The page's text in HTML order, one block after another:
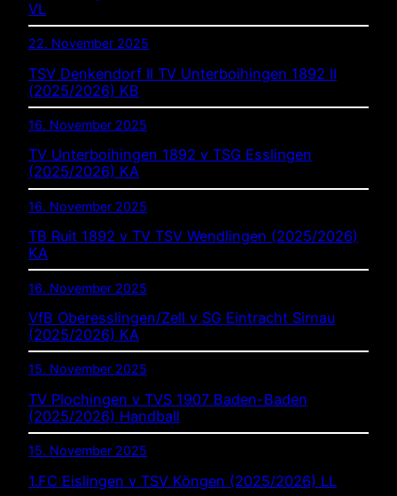
VL
22. November 2025
TSV Denkendorf II TV Unterboihingen 1892 II
(2025/2026) KB
16. November 2025
TV Unterboihingen 1892 v TSG Esslingen
(2025/2026) KA
16. November 2025
TB Ruit 1892 v TV TSV Wendlingen (2025/2026)
KA
16. November 2025
VfB Oberesslingen/Zell v SG Eintracht Sirnau
(2025/2026) KA
15. November 2025
TV Plochingen v TVS 1907 Baden-Baden
(2025/2026) Handball
15. November 2025
1.FC Eislingen v TSV Köngen (2025/2026) LL